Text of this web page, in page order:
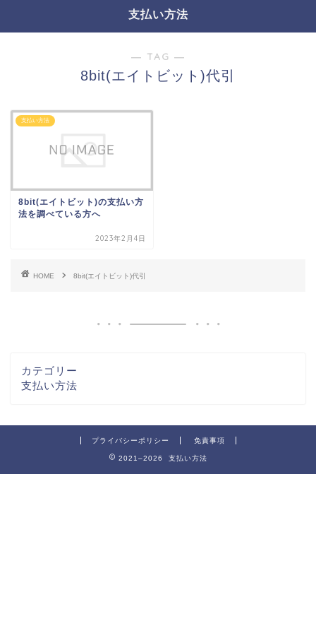
支払い方法
― TAG ―
8bit(エイトビット)代引
支払い方法
8bit(エイトビット)の支払い方
法を調べている方へ
2023年2月4日
HOME 8bit(エイトビット)代引
カテゴリー
支払い方法
プライバシーポリシー 免責事項
2021–2026 支払い方法